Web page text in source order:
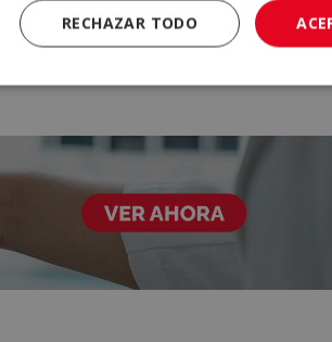
RECHAZAR TODO